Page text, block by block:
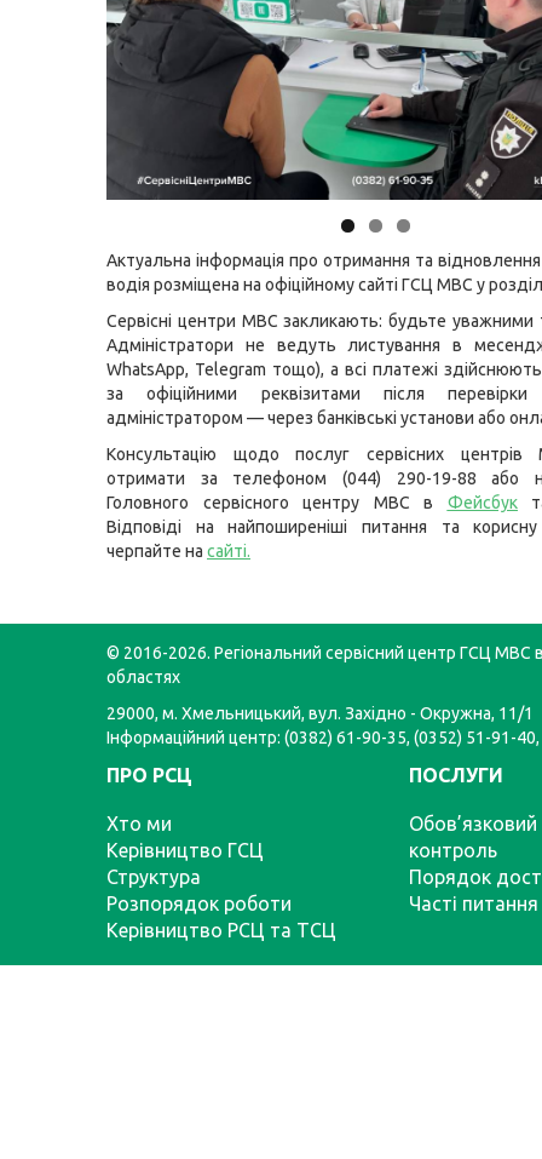
Актуальна інформація про отримання та
водія розміщена на офіційному сайті ГСЦ МВС у
Сервісні центри МВС закликають: будьте уважними
Адміністратори не ведуть листування в
WhatsApp, Telegram тощо), а всі платежі
за офіційними реквізитами після перевірки
адміністратором — через банківські установи або
Консультацію щодо послуг сервісних
отримати за телефоном (044) 290-19-88 або
Головного сервісного центру МВС в Фейсбук
Відповіді на найпоширеніші питання та
черпайте на сайті.
© 2016-2026. Регіональний сервісний центр ГСЦ МВС
областях
29000, м. Хмельницький, вул. Західно - Окружна, 11/1
Інформаційний центр: (0382) 61-90-35, (0352) 51-91-
ПРО РСЦ
Хто ми
Керівництво ГСЦ
Структура
Розпорядок роботи
Керівництво РСЦ та ТСЦ
ПОСЛУГИ
Обов’язковий
контроль
Порядок
Часті питання